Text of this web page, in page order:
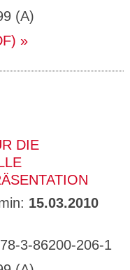
(A)
DIE
15.03.2010
3-86200-206-1